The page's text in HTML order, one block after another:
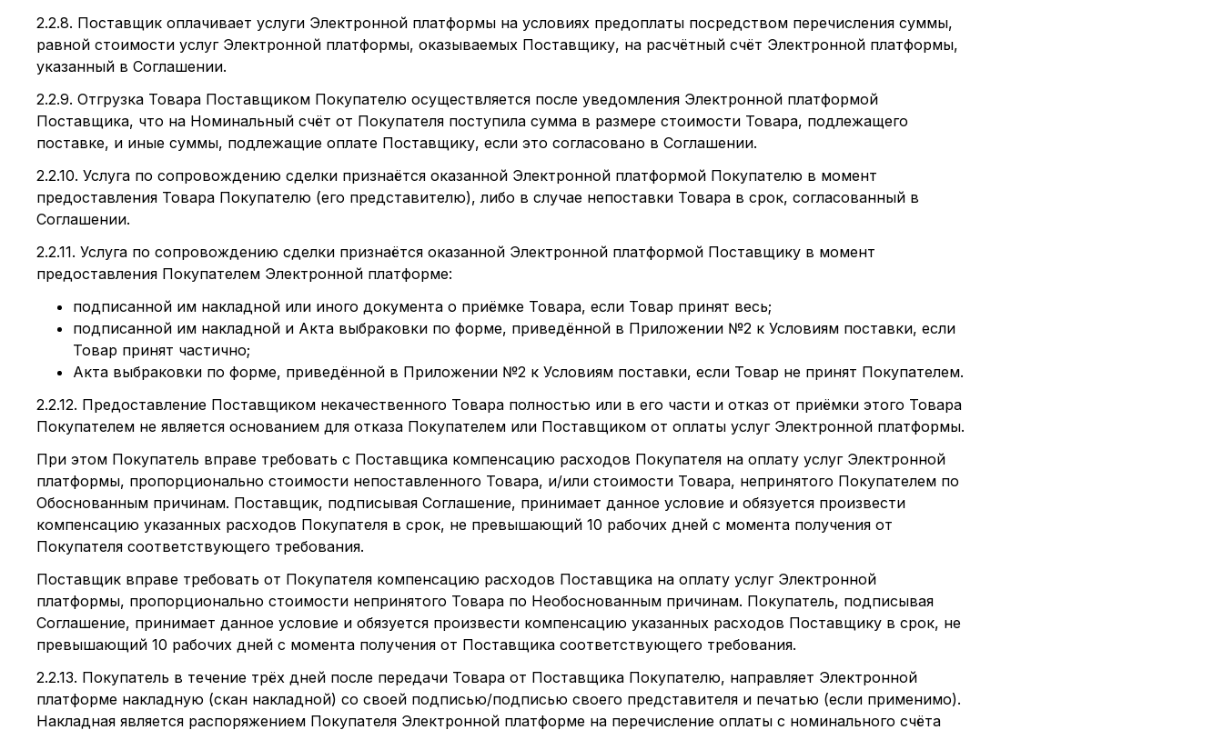
2.2.8. Поставщик оплачивает услуги Электронной платформы на условиях предоплаты посредством перечисления суммы,
равной стоимости услуг Электронной платформы, оказываемых Поставщику, на расчётный счёт Электронной платформы,
указанный в Соглашении.
2.2.9. Отгрузка Товара Поставщиком Покупателю осуществляется после уведомления Электронной платформой
Поставщика, что на Номинальный счёт от Покупателя поступила сумма в размере стоимости Товара, подлежащего
поставке, и иные суммы, подлежащие оплате Поставщику, если это согласовано в Соглашении.
2.2.10. Услуга по сопровождению сделки признаётся оказанной Электронной платформой Покупателю в момент
предоставления Товара Покупателю (его представителю), либо в случае непоставки Товара в срок, согласованный в
Соглашении.
2.2.11. Услуга по сопровождению сделки признаётся оказанной Электронной платформой Поставщику в момент
предоставления Покупателем Электронной платформе:
подписанной им накладной или иного документа о приёмке Товара, если Товар принят весь;
подписанной им накладной и Акта выбраковки по форме, приведённой в Приложении №2 к Условиям поставки, если
Товар принят частично;
Акта выбраковки по форме, приведённой в Приложении №2 к Условиям поставки, если Товар не принят Покупателем.
2.2.12. Предоставление Поставщиком некачественного Товара полностью или в его части и отказ от приёмки этого Товара
Покупателем не является основанием для отказа Покупателем или Поставщиком от оплаты услуг Электронной платформы.
При этом Покупатель вправе требовать с Поставщика компенсацию расходов Покупателя на оплату услуг Электронной
платформы, пропорционально стоимости непоставленного Товара, и/или стоимости Товара, непринятого Покупателем по
Обоснованным причинам. Поставщик, подписывая Соглашение, принимает данное условие и обязуется произвести
компенсацию указанных расходов Покупателя в срок, не превышающий 10 рабочих дней с момента получения от
Покупателя соответствующего требования.
Поставщик вправе требовать от Покупателя компенсацию расходов Поставщика на оплату услуг Электронной
платформы, пропорционально стоимости непринятого Товара по Необоснованным причинам. Покупатель, подписывая
Соглашение, принимает данное условие и обязуется произвести компенсацию указанных расходов Поставщику в срок, не
превышающий 10 рабочих дней с момента получения от Поставщика соответствующего требования.
2.2.13. Покупатель в течение трёх дней после передачи Товара от Поставщика Покупателю, направляет Электронной
платформе накладную (скан накладной) со своей подписью/подписью своего представителя и печатью (если применимо).
Накладная является распоряжением Покупателя Электронной платформе на перечисление оплаты с номинального счёта